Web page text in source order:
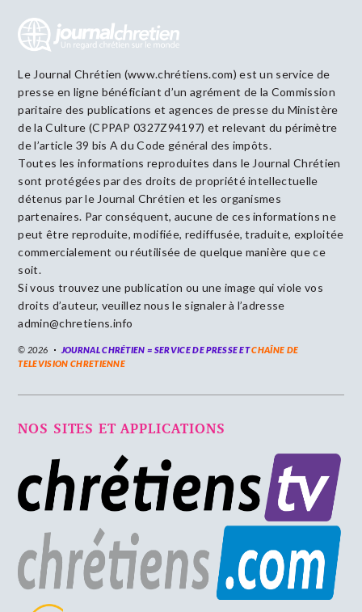
Le Journal Chrétien (www.chrétiens.com) est un service de
presse en ligne bénéficiant d’un agrément de la Commission
paritaire des publications et agences de presse du Ministère
de la Culture (CPPAP 0327Z94197) et relevant du périmètre
de l’article 39 bis A du Code général des impôts.
Toutes les informations reproduites dans le Journal Chrétien
sont protégées par des droits de propriété intellectuelle
détenus par le Journal Chrétien et les organismes
partenaires. Par conséquent, aucune de ces informations ne
peut être reproduite, modifiée, rediffusée, traduite, exploitée
commercialement ou réutilisée de quelque manière que ce
soit.
Si vous trouvez une publication ou une image qui viole vos
droits d’auteur, veuillez nous le signaler à l’adresse
admin@chretiens.info
© 2026 JOURNAL CHRÉTIEN = SERVICE DE PRESSE ETCHAÎNE DE
TELEVISION CHRETIENNE
NOS SITES ET APPLICATIONS